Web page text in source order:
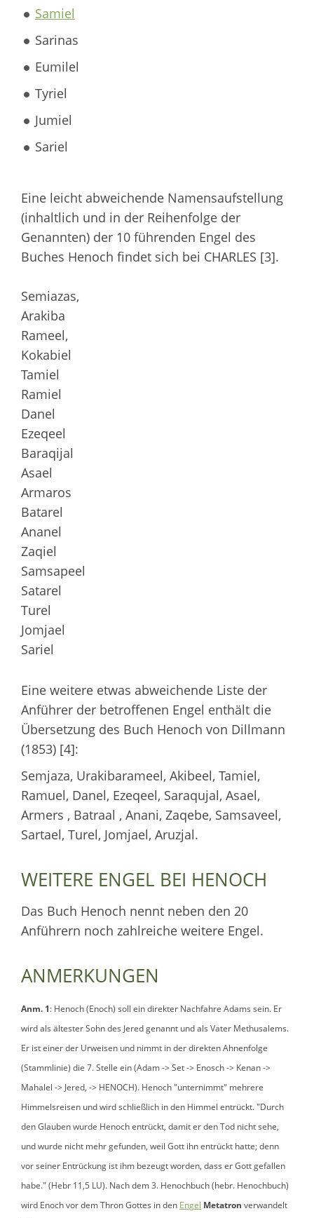
Samiel
Sarinas
Eumilel
Tyriel
Jumiel
Sariel
Eine leicht abweichende Namensaufstellung
(inhaltlich und in der Reihenfolge der
Genannten) der 10 führenden Engel des
Buches Henoch findet sich bei CHARLES [3].
Semiazas,
Arakiba
Rameel,
Kokabiel
Tamiel
Ramiel
Danel
Ezeqeel
Baraqijal
Asael
Armaros
Batarel
Ananel
Zaqiel
Samsapeel
Satarel
Turel
Jomjael
Sariel
Eine weitere etwas abweichende Liste der
Anführer der betroffenen Engel enthält die
Übersetzung des Buch Henoch von Dillmann
(1853) [4]:
Semjaza, Urakibarameel‚ Akibeel, Tamiel,
Ramuel, Danel, Ezeqeel, Saraqujal, Asael,
Armers , Batraal , Anani, Zaqebe, Samsaveel,
Sartael, Turel, Jomjael, Aruzjal.
WEITERE ENGEL BEI HENOCH
Das Buch Henoch nennt neben den 20
Anführern noch zahlreiche weitere Engel.
ANMERKUNGEN
Anm. 1: Henoch (Enoch) soll ein direkter Nachfahre Adams sein. Er
wird als ältester Sohn des Jered genannt und als Vater Methusalems.
Er ist einer der Urweisen und nimmt in der direkten Ahnenfolge
(Stammlinie) die 7. Stelle ein (Adam -> Set -> Enosch -> Kenan ->
Mahalel -> Jered, -> HENOCH). Henoch "unternimmt" mehrere
Himmelsreisen und wird schließlich in den Himmel entrückt. "Durch
den Glauben wurde Henoch entrückt, damit er den Tod nicht sehe,
und wurde nicht mehr gefunden, weil Gott ihn entrückt hatte; denn
vor seiner Entrückung ist ihm bezeugt worden, dass er Gott gefallen
habe." (Hebr 11,5 LU). Nach dem 3. Henochbuch (hebr. Henochbuch)
wird Enoch vor dem Thron Gottes in den Engel Metatron verwandelt